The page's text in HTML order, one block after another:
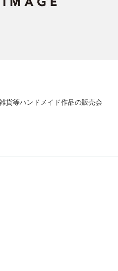
貨等ハンドメイド作品の販売会